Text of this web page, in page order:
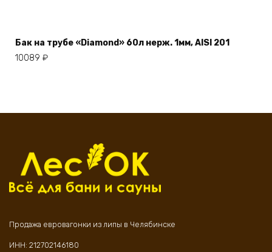
Бак на трубе «Diamond» 60л нерж. 1мм, AISI 201
10089 ₽
Продажа евровагонки из липы в Челябинске
ИНН: 212702146180